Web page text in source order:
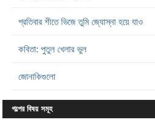
প্রতিবার শীতে ভিজে তুমি জ্যোস্না হয়ে যাও
কবিতা: পুতুল খেলার ভুল
জোনাকিগুলো
গল্পের বিষয় সমূহ